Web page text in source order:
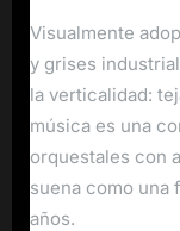
Visualmente
y grises
la verticalidad:
música es una
orquestales con
suena como una
años.